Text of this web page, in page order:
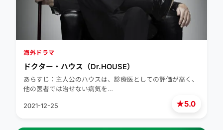
★5.0
海外ドラマ
ドクター・ハウス（Dr.HOUSE）
あらすじ：主人公のハウスは、診療医としての評価が高く、
他の医者では治せない病気を…
2021-12-25